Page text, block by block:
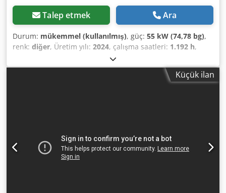
Talep etmek Ara
Durum: mükemmel (kullanılmış), güç: 55 kW (74,78 bg),
renk: diğer, Üretim yılı: 2024, çalışma saatleri: 1.192 h,
, Üretim yılı: 2024 Boş ağırlık: 4.898 kg Şasi
tipi: Sabit Direksiyon: Sabit Cedoyl Iulepfx Af Eerf Motor
markası: Bobcat Hızlı değiştirme sistemi: Evet CE işareti:
Üretim ülkesi: ABD Durum CE tipi: CE Kullanılmış Bobcat
T76, yeni HD 96 / 244 cm finişer ve lazer sistemi ile Bobcat
aşağıdaki donanım seçenekleri ile: Hidrolik hızlı bağlantı,
Küçük ilan